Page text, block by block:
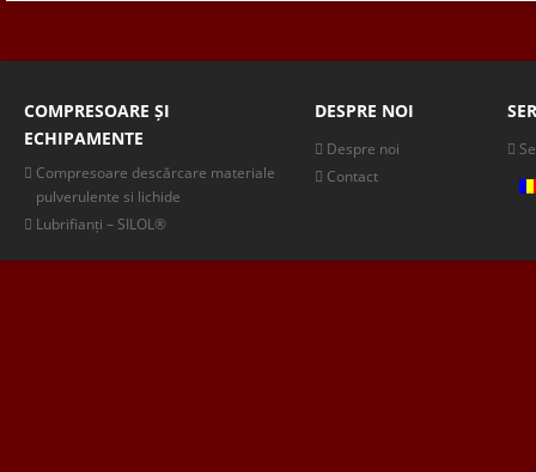
COMPRESOARE ȘI
ECHIPAMENTE
Compresoare descărcare materiale
pulverulente si lichide
Lubrifianți – SILOL®
DESPRE NOI
Despre noi
Contact